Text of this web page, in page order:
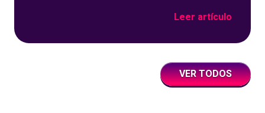
de juegos de tómbola, YoBingo, sino porque es
Leer artículo
VER TODOS